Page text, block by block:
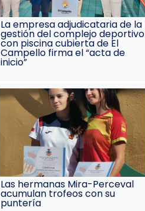
La empresa adjudicataria de la
gestión del complejo deportivo
con piscina cubierta de El
Campello firma el “acta de
inicio”
Las hermanas Mira-Perceval
acumulan trofeos con su
puntería